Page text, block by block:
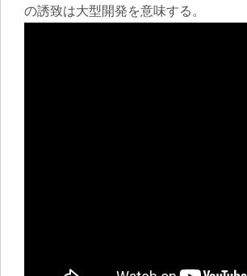
の誘致は大型開発を意味する。